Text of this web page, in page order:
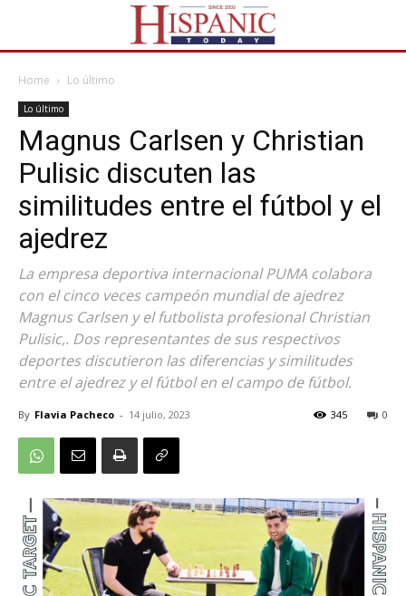
Home Lo último
Lo último
Magnus Carlsen y Christian
Pulisic discuten las
similitudes entre el fútbol y el
ajedrez
La empresa deportiva internacional PUMA colabora
con el cinco veces campeón mundial de ajedrez
Magnus Carlsen y el futbolista profesional Christian
Pulisic,. Dos representantes de sus respectivos
deportes discutieron las diferencias y similitudes
entre el ajedrez y el fútbol en el campo de fútbol.
By Flavia Pacheco - 14 julio, 2023 0
345